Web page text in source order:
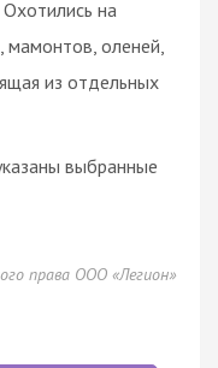
на
мамонтов, оленей,
из отдельных
выбранные
права ООО «Легион»